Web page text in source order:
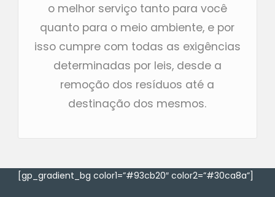
o melhor serviço tanto para você
quanto para o meio ambiente, e por
isso cumpre com todas as exigências
determinadas por leis, desde a
remoção dos resíduos até a
destinação dos mesmos.
[gp_gradient_bg color1=”#93cb20″ color2=”#30ca8a”]